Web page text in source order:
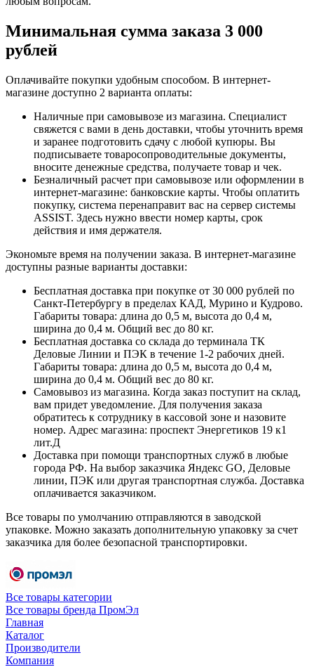
Минимальная сумма заказа 3 000
рублей
Оплачивайте покупки удобным способом. В интернет-
магазине доступно 2 варианта оплаты:
Наличные при самовывозе из магазина. Специалист
свяжется с вами в день доставки, чтобы уточнить время
и заранее подготовить сдачу с любой купюры. Вы
подписываете товаросопроводительные документы,
вносите денежные средства, получаете товар и чек.
Безналичный расчет при самовывозе или оформлении в
интернет-магазине: банковские карты. Чтобы оплатить
покупку, система перенаправит вас на сервер системы
ASSIST. Здесь нужно ввести номер карты, срок
действия и имя держателя.
Экономьте время на получении заказа. В интернет-магазине
доступны разные варианты доставки:
Бесплатная доставка при покупке от 30 000 рублей по
Санкт-Петербургу в пределах КАД, Мурино и Кудрово.
Габариты товара: длина до 0,5 м, высота до 0,4 м,
ширина до 0,4 м. Общий вес до 80 кг.
Бесплатная доставка со склада до терминала ТК
Деловые Линии и ПЭК в течение 1-2 рабочих дней.
Габариты товара: длина до 0,5 м, высота до 0,4 м,
ширина до 0,4 м. Общий вес до 80 кг.
Самовывоз из магазина. Когда заказ поступит на склад,
вам придет уведомление. Для получения заказа
обратитесь к сотруднику в кассовой зоне и назовите
номер. Адрес магазина: проспект Энергетиков 19 к1
лит.Д
Доставка при помощи транспортных служб в любые
города РФ. На выбор заказчика Яндекс GO, Деловые
линии, ПЭК или другая транспортная служба. Доставка
оплачивается заказчиком.
Все товары по умолчанию отправляются в заводской
упаковке. Можно заказать дополнительную упаковку за счет
заказчика для более безопасной транспортировки.
Все товары категории
Все товары бренда ПромЭл
Главная
Каталог
Производители
Компания